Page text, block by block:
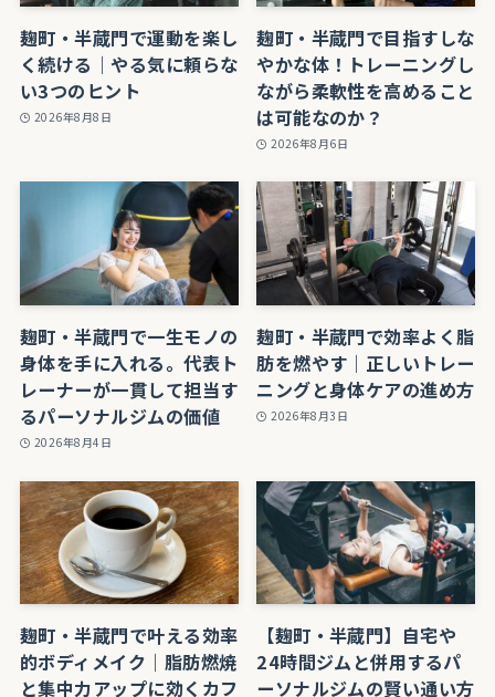
麹町・半蔵門で運動を楽し
く続ける｜やる気に頼らな
い3つのヒント
2026年8月8日
麹町・半蔵門で目指すしな
やかな体！トレーニングし
ながら柔軟性を高めること
は可能なのか？
2026年8月6日
麹町・半蔵門で一生モノの
身体を手に入れる。代表ト
レーナーが一貫して担当す
るパーソナルジムの価値
2026年8月4日
麹町・半蔵門で効率よく脂
肪を燃やす｜正しいトレー
ニングと身体ケアの進め方
2026年8月3日
麹町・半蔵門で叶える効率
的ボディメイク｜脂肪燃焼
と集中力アップに効くカフ
【麹町・半蔵門】自宅や
24時間ジムと併用するパ
ーソナルジムの賢い通い方